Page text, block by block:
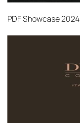
PDFShowcase 2024